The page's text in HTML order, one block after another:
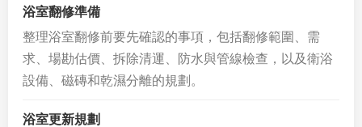
浴室翻修準備
整理浴室翻修前要先確認的事項，包括翻修範圍、需
求、場勘估價、拆除清運、防水與管線檢查，以及衛浴
設備、磁磚和乾濕分離的規劃。
浴室更新規劃